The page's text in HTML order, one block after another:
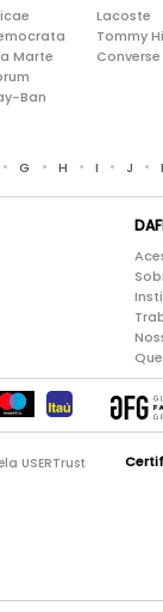
Marte
Ban
Lacoste
Tommy
Converse
• G • H • I • J •
USERTrust